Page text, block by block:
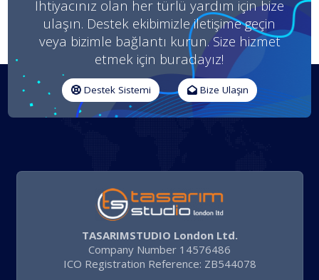
İhtiyacınız olan her türlü yardım için bize
ulaşın. Destek ekibimizle iletişime geçin
veya bizimle bağlantı kurun. Size hizmet
etmek için buradayız!
Destek Sistemi Bize Ulaşın
TASARIMSTUDIO London Ltd.
Company Number 14576486
ICO Registration Reference: ZB544078